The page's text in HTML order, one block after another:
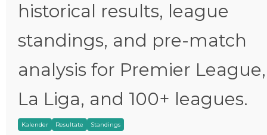
historical results, league
standings, and pre-match
analysis for Premier League,
La Liga, and 100+ leagues.
Kalender Resultate Standings